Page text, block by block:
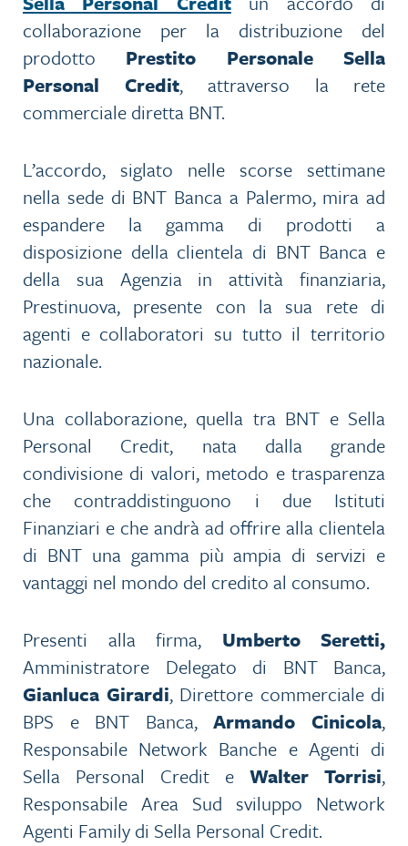
collaborazione per la distribuzione del
prodotto Prestito Personale Sella
Personal Credit, attraverso la rete
commerciale diretta BNT.
L’accordo, siglato nelle scorse settimane
nella sede di BNT Banca a Palermo, mira ad
espandere la gamma di prodotti a
disposizione della clientela di BNT Banca e
della sua Agenzia in attività finanziaria,
Prestinuova, presente con la sua rete di
agenti e collaboratori su tutto il territorio
nazionale.
Una collaborazione, quella tra BNT e Sella
Personal Credit, nata dalla grande
condivisione di valori, metodo e trasparenza
che contraddistinguono i due Istituti
Finanziari e che andrà ad offrire alla clientela
di BNT una gamma più ampia di servizi e
vantaggi nel mondo del credito al consumo.
Presenti alla firma, Umberto Seretti,
Amministratore Delegato di BNT Banca,
Gianluca Girardi, Direttore commerciale di
BPS e BNT Banca,Armando Cinicola,
Responsabile Network Banche e Agenti di
Sella Personal Credit e Walter Torrisi,
Responsabile Area Sud sviluppo Network
Agenti Family di Sella Personal Credit.